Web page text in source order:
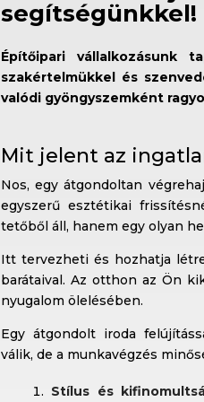
segítségünkkel!
Építőipari vállalkozásunk
szakértelmükkel és
valódi gyöngyszemként
Mit jelent az
Nos, egy átgondoltan
egyszerű esztétikai
tetőből áll, hanem egy olyan
Itt tervezheti és hozhatja
barátaival. Az otthon az Ön
nyugalom ölelésében.
Egy átgondolt iroda
válik, de a munkavégzés
Stílus és